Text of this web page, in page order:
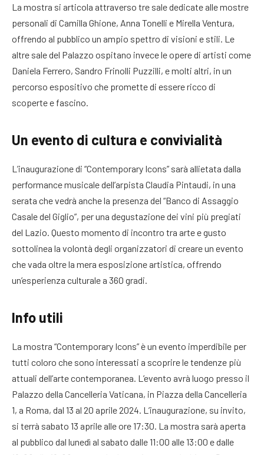
La mostra si articola attraverso tre sale dedicate alle mostre
personali di Camilla Ghione, Anna Tonelli e Mirella Ventura,
offrendo al pubblico un ampio spettro di visioni e stili. Le
altre sale del Palazzo ospitano invece le opere di artisti come
Daniela Ferrero, Sandro Frinolli Puzzilli, e molti altri, in un
percorso espositivo che promette di essere ricco di
scoperte e fascino.
Un evento di cultura e convivialità
L’inaugurazione di “Contemporary Icons” sarà allietata dalla
performance musicale dell’arpista Claudia Pintaudi, in una
serata che vedrà anche la presenza del “Banco di Assaggio
Casale del Giglio”, per una degustazione dei vini più pregiati
del Lazio. Questo momento di incontro tra arte e gusto
sottolinea la volontà degli organizzatori di creare un evento
che vada oltre la mera esposizione artistica, offrendo
un’esperienza culturale a 360 gradi.
Info utili
La mostra “Contemporary Icons” è un evento imperdibile per
tutti coloro che sono interessati a scoprire le tendenze più
attuali dell’arte contemporanea. L’evento avrà luogo presso il
Palazzo della Cancelleria Vaticana, in Piazza della Cancelleria
1, a Roma, dal 13 al 20 aprile 2024. L’inaugurazione, su invito,
si terrà sabato 13 aprile alle ore 17:30. La mostra sarà aperta
al pubblico dal lunedì al sabato dalle 11:00 alle 13:00 e dalle